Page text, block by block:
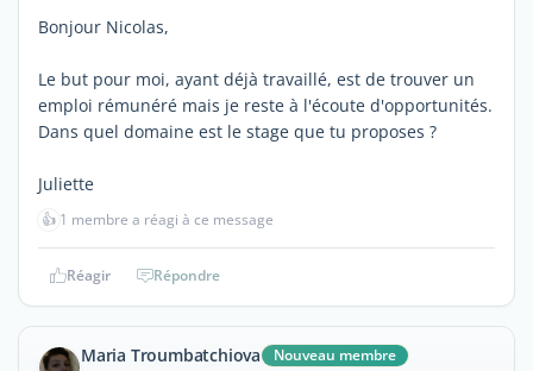
Bonjour Nicolas,
Le but pour moi, ayant déjà travaillé, est de trouver un
emploi rémunéré mais je reste à l'écoute d'opportunités.
Dans quel domaine est le stage que tu proposes ?
Juliette
👍 1 membre a réagi à ce message
Réagir Répondre
Maria Troumbatchiova Nouveau membre